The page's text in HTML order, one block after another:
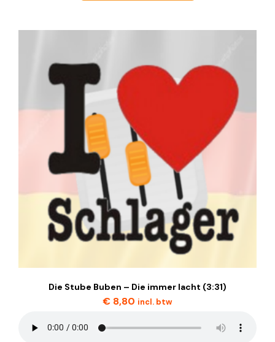
Die Stube Buben – Die immer lacht (3:31)
€ 8,80 incl. btw